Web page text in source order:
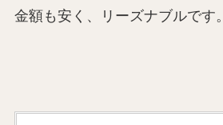
金額も安く、リーズナブルです。